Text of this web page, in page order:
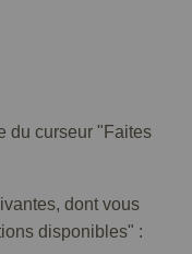
du curseur "Faites
dont vous
disponibles" :